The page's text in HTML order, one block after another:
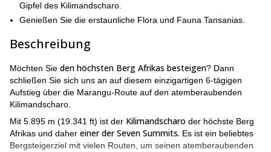
Gipfel des Kilimandscharo.
Genießen Sie die erstaunliche Flora und Fauna Tansanias.
Beschreibung
Möchten Sie den höchsten Berg Afrikas besteigen? Dann
schließen Sie sich uns an auf diesem einzigartigen 6-tägigen
Aufstieg über die Marangu-Route auf den atemberaubenden
Kilimandscharo.
Mit 5.895 m (19.341 ft) ist der Kilimandscharo der höchste Berg
Afrikas und daher einer der Seven Summits. Es ist ein beliebtes
Bergsteigerziel mit vielen Routen, um seinen atemberaubenden